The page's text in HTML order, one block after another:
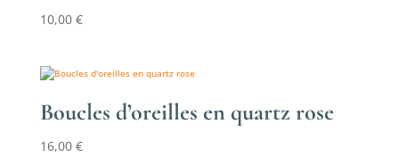
10,00 €
Boucles d’oreilles en quartz rose
16,00 €